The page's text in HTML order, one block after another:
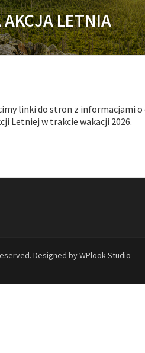
AKCJA LETNIA
linki do stron z informacjami
Letniej w trakcie wakacji 2026.
Designed byWPlook Studio